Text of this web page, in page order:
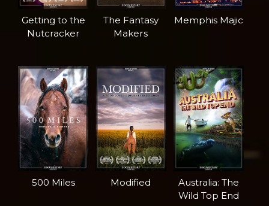
Getting to the
Nutcracker
The Fantasy
Makers
Memphis Majic
500 Miles Modified
Australia: The
Wild Top End